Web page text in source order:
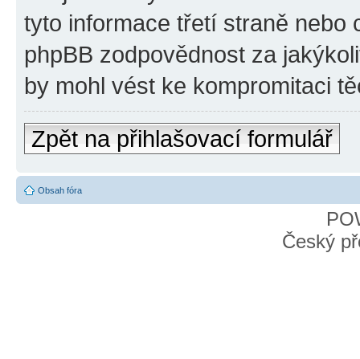
tyto informace třetí straně nebo
phpBB zodpovědnost za
by mohl vést ke kompromitaci
Zpět na přihlašovací formulář
Obsah fóra
Český